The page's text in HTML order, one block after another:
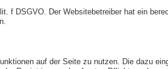
f DSGVO. Der Websitebetreiber hat ein
auf der Seite zu nutzen. Die dazu